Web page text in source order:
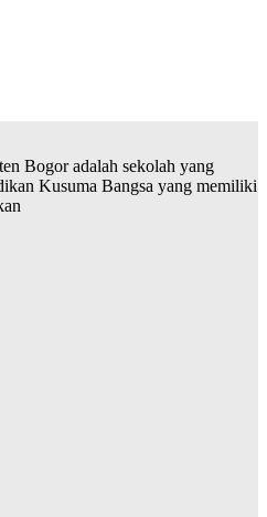
Bogor adalah sekolah yang
Kusuma Bangsa yang memiliki